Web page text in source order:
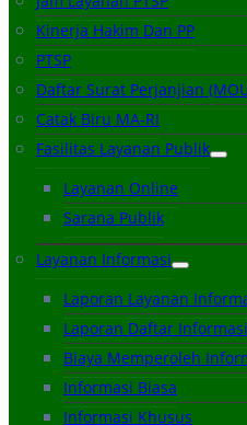
Kinerja Hakim Dan PP
PTSP
Daftar Surat Perjanjian
Catak Biru MA-RI
Fasilitas Layanan Publik
Layanan Online
Sarana Publik
Layanan Informasi
Laporan Layanan
Laporan Daftar
Biaya Memperoleh
Informasi Biasa
Informasi Khusus